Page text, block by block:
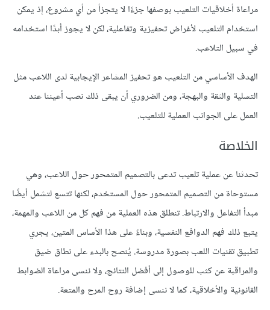
مراعاة أخلاقيات التلعيب بوصفها جزءًا لا يتجزأ من أي مشروع، إذ يمكن
استخدام التلعيب لأغراض تحفيزية وتفاعلية، لكن لا يجوز أبدًا استخدامه
في سبيل التلاعب.
الهدف الأساسي من التلعيب هو تحفيز المشاعر الإيجابية لدى اللاعب مثل
التسلية والثقة والبهجة، ومن الضروري أن يبقى ذلك نصب أعيننا عند
العمل على الجوانب العملية للتلعيب.
الخلاصة
تحدثنا عن عملية تلعيب تدعى بالتصميم المتمحور حول اللاعب، وهي
مستوحاة من التصميم المتمحور حول المستخدم، لكنها تتسع لتشمل أيضًا
مبدأ التفاعل والارتباط. تنطلق هذه العملية من فهم كل من اللاعب والمهمة،
يتبع ذلك فهم الدوافع النفسية، وبناءً على هذا الأساس المتين، يجري
تطبيق تقنيات اللعب بصورة مدروسة. يُنصح بالبدء على نطاق ضيق
والمراقبة عن كثب للوصول إلى أفضل النتائج، ولا ننسى مراعاة الضوابط
القانونية والأخلاقية، كما لا ننسى إضافة روح المرح والمتعة.